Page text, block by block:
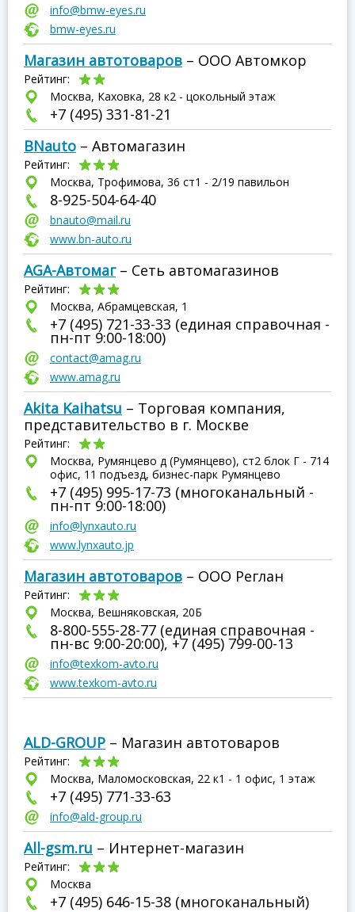
info@bmw-eyes.ru
bmw-eyes.ru
Магазин автотоваров – ООО Автомкор
Рейтинг:
Москва, Каховка, 28 к2 - цокольный этаж
+7 (495) 331-81-21
BNauto – Автомагазин
Рейтинг:
Москва, Трофимова, 36 ст1 - 2/19 павильон
8-925-504-64-40
bnauto@mail.ru
www.bn-auto.ru
AGA-Автомаг– Сеть автомагазинов
Рейтинг:
Москва, Абрамцевская, 1
+7 (495) 721-33-33 (единая справочная -
пн-пт 9:00-18:00)
contact@amag.ru
www.amag.ru
Akita Kaihatsu – Торговая компания,
представительство в г. Москве
Рейтинг:
Москва, Румянцево д (Румянцево), ст2 блок Г - 714
офис, 11 подъезд, бизнес-парк Румянцево
+7 (495) 995-17-73 (многоканальный -
пн-пт 9:00-18:00)
info@lynxauto.ru
www.lynxauto.jp
Магазин автотоваров – ООО Реглан
Рейтинг:
Москва, Вешняковская, 20Б
8-800-555-28-77 (единая справочная -
пн-вс 9:00-20:00), +7 (495) 799-00-13
info@texkom-avto.ru
www.texkom-avto.ru
ALD-GROUP – Магазин автотоваров
Рейтинг:
Москва, Маломосковская, 22 к1 - 1 офис, 1 этаж
+7 (495) 771-33-63
info@ald-group.ru
All-gsm.ru – Интернет-магазин
Рейтинг:
Москва
+7 (495) 646-15-38 (многоканальный)